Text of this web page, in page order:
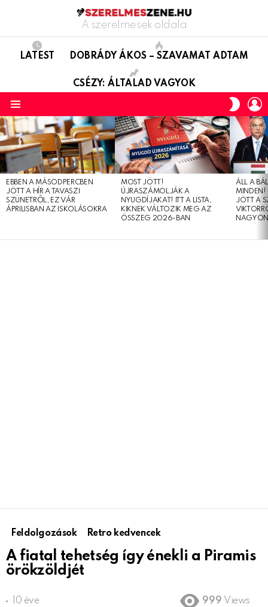
A szerelmesek oldala
LATEST DOBRÁDY ÁKOS – SZAVAMAT ADTAM
CSÉZY: ÁLTALAD VAGYOK
SKIN
LATEST
STORIES
EBBEN A MÁSODPERCBEN
JÖTT A HÍR A TAVASZI
SZÜNETRŐL, EZ VÁR
ÁPRILISBAN AZ ISKOLÁSOKRA
MOST JÖTT!
ÚJRASZÁMOLJÁK A
NYUGDÍJAKAT! ITT A LISTA,
KIKNEK VÁLTOZIK MEG AZ
ÖSSZEG 2026-BAN
ÁLL A
MINDEN!
JÖTT A
Feldolgozások Retro kedvencek
A fiatal tehetség így énekli a Piramis
örökzöldjét
10 éve 999 Views